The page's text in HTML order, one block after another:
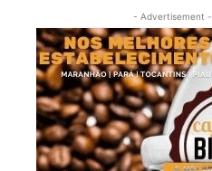
- Advertisement -